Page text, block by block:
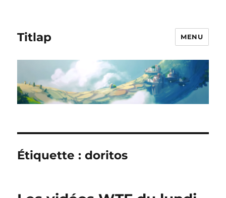
Titlap MENU
Étiquette :doritos